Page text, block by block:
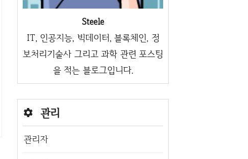
Steele
IT, 인공지능, 빅데이터, 블록체인, 정
보처리기술사 그리고 과학 관련 포스팅
을 적는 블로그입니다.
관리
관리자